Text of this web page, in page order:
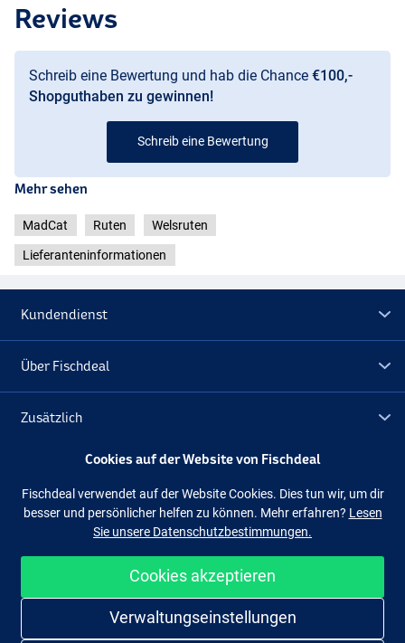
Reviews
Schreib eine Bewertung und hab die Chance €100,-
Shopguthaben zu gewinnen!
Schreib eine Bewertung
Mehr sehen
MadCat Ruten Welsruten
Lieferanteninformationen
Kundendienst
Über Fischdeal
Zusätzlich
Lagerräumung
Facebook
Einfach und sicher shoppen
Cookies auf der Website von Fischdeal
Fischdeal verwendet auf der Website Cookies. Dies tun wir, um dir
besser und persönlicher helfen zu können. Mehr erfahren? Lesen
Sie unsere Datenschutzbestimmungen.
Cookies akzeptieren
Verwaltungseinstellungen